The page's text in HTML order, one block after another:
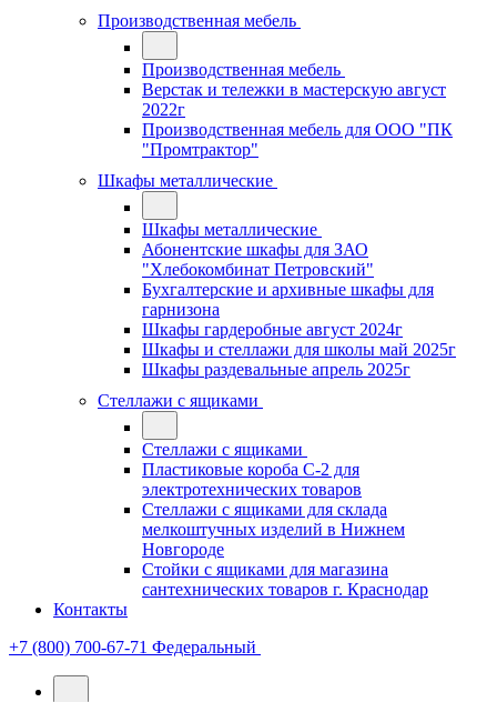
Производственная мебель
Производственная мебель
Верстак и тележки в мастерскую август
2022г
Производственная мебель для ООО "ПК
"Промтрактор"
Шкафы металлические
Шкафы металлические
Абонентские шкафы для ЗАО
"Хлебокомбинат Петровский"
Бухгалтерские и архивные шкафы для
гарнизона
Шкафы гардеробные август 2024г
Шкафы и стеллажи для школы май 2025г
Шкафы раздевальные апрель 2025г
Стеллажи с ящиками
Стеллажи с ящиками
Пластиковые короба С-2 для
электротехнических товаров
Стеллажи с ящиками для склада
мелкоштучных изделий в Нижнем
Новгороде
Стойки с ящиками для магазина
сантехнических товаров г. Краснодар
Контакты
+7 (800) 700-67-71 Федеральный